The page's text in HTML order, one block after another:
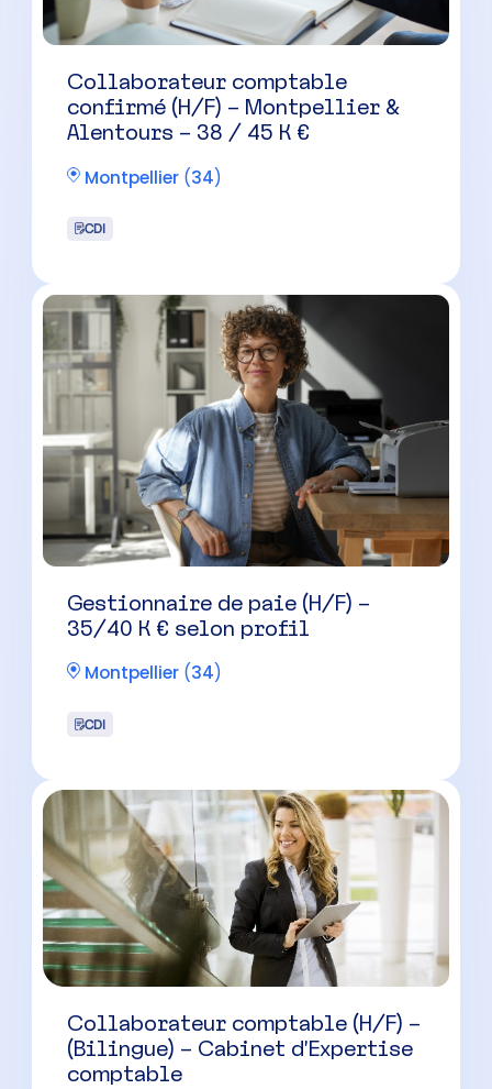
Collaborateur comptable
confirmé (H/F) – Montpellier &
Alentours – 38 / 45 K €
Montpellier (34)
CDI
Gestionnaire de paie (H/F) –
35/40 K € selon profil
Montpellier (34)
CDI
Collaborateur comptable (H/F) –
(Bilingue) – Cabinet d’Expertise
comptable